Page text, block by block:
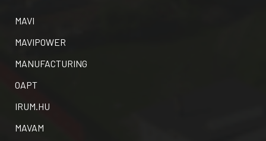
MAVI
MAVIPOWER
MANUFACTURING
OAPT
IRUM.HU
MAVAM